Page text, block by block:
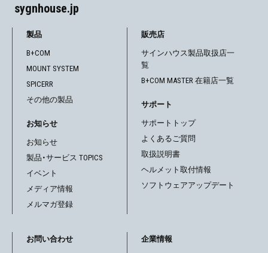
sygnhouse.jp
製品
B+COM
MOUNT SYSTEM
SPICERR
その他の製品
お知らせ
お知らせ
製品・サービス TOPICS
イベント
メディア情報
メルマガ登録
販売店
サインハウス製品取扱店一
覧
B+COM MASTER 在籍店一覧
サポート
サポートトップ
よくあるご質問
取扱説明書
ヘルメット取付情報
ソフトウェアアップデート
お問い合わせ 企業情報